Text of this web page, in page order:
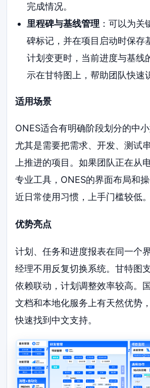
完成情况。
里程碑与基线管理 ：可以为关
碑标记，并在项目启动时保存
计划变更时，当前进度与基线
示在甘特图上，帮助团队快速
适用场景
ONES适合有明确阶段划分的中
尤其是需要把需求、开发、测试
上推进的项目。如果团队正在从
专业工具，ONES的界面布局和
近日常使用习惯，上手门槛较低。
优势亮点
计划、任务和进度报表在同一个
经理不用反复切换系统。甘特图
依赖联动，计划调整效率较高。
文档和本地化服务上有天然优势
快速找到中文支持。